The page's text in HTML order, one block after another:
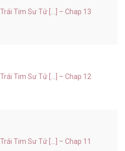
Trái Tim Sư Tử [...] – Chap 13
Trái Tim Sư Tử [...] – Chap 12
Trái Tim Sư Tử [...] – Chap 11